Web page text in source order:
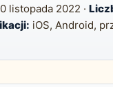
listopada 2022 ·
iOS, Android,